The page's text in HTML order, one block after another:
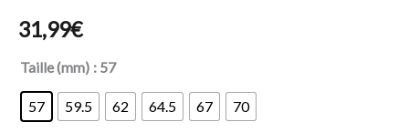
31,99€
Taille (mm) : 57
57 59.5 62 64.5 67 70